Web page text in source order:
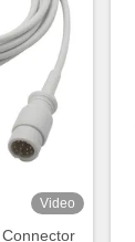
Video